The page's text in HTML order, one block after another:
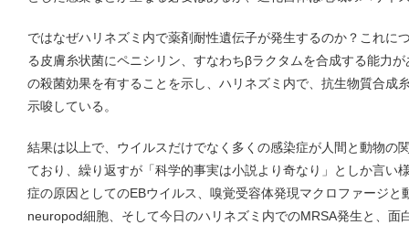
ではなぜハリネズミ内で薬剤耐性遺伝子が発生するのか？これに
る皮膚糸状菌にペニシリン、すなわちβラクタムを合成する能力
の殺菌効果を有することを示し、ハリネズミ内で、抗生物質合成
示唆している。
結果は以上で、ウイルスだけでなく多くの感染症が人間と動物の
ており、繰り返すが「科学的事実は小説より奇なり」としか言い
症の原因としてのEBウイルス、嗅覚受容体発現マクロファージ
neuropod細胞、そして今日のハリネズミ内でのMRSA発生と、面